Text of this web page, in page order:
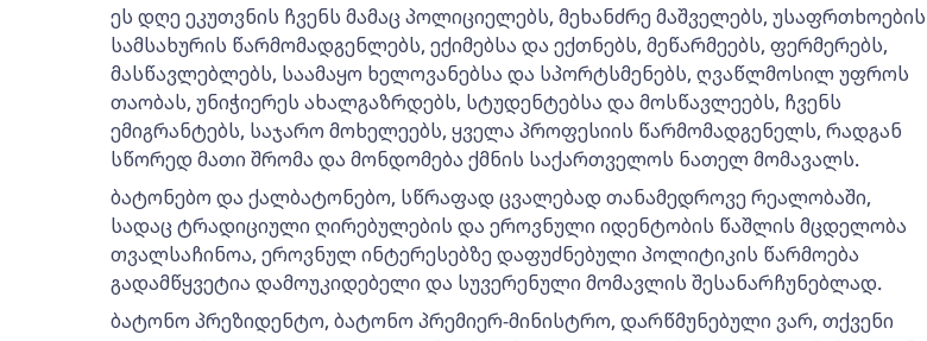
ეს დღე ეკუთვნის ჩვენს მამაც პოლიციელებს, მეხანძრე მაშველებს, უსაფრთხოების
სამსახურის წარმომადგენლებს, ექიმებსა და ექთნებს, მეწარმეებს, ფერმერებს,
მასწავლებლებს, საამაყო ხელოვანებსა და სპორტსმენებს, ღვაწლმოსილ უფროს
თაობას, უნიჭიერეს ახალგაზრდებს, სტუდენტებსა და მოსწავლეებს, ჩვენს
ემიგრანტებს, საჯარო მოხელეებს, ყველა პროფესიის წარმომადგენელს, რადგან
სწორედ მათი შრომა და მონდომება ქმნის საქართველოს ნათელ მომავალს.
ბატონებო და ქალბატონებო, სწრაფად ცვალებად თანამედროვე რეალობაში,
სადაც ტრადიციული ღირებულების და ეროვნული იდენტობის წაშლის მცდელობა
თვალსაჩინოა, ეროვნულ ინტერესებზე დაფუძნებული პოლიტიკის წარმოება
გადამწყვეტია დამოუკიდებელი და სუვერენული მომავლის შესანარჩუნებლად.
ბატონო პრეზიდენტო, ბატონო პრემიერ-მინისტრო, დარწმუნებული ვარ, თქვენი